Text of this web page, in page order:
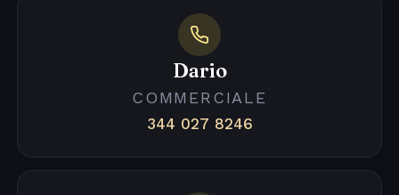
Dario
COMMERCIALE
344 027 8246